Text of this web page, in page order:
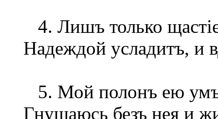
4. Лишъ только
Надеждой усладитъ, и
5. Мой полонъ ею
Гнушаюсь безъ нея и